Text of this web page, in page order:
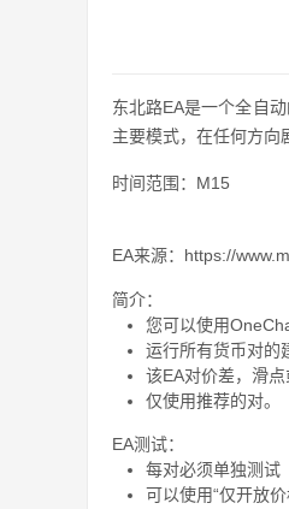
东北路EA是一个全自
主要模式，在任何方向
时间范围：M15
EA来源：https://
简介：
您可以使用
运行所有货币对的
该EA对价差，滑点
仅使用推荐的对。
EA测试：
每对必须单独测试
可以使用“仅开放